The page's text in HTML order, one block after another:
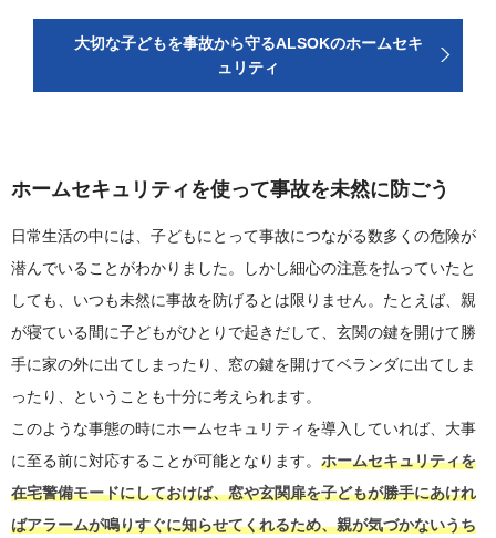
大切な子どもを事故から守るALSOKのホームセキ
ュリティ
ホームセキュリティを使って事故を未然に防ごう
日常生活の中には、子どもにとって事故につながる数多くの危険が
潜んでいることがわかりました。しかし細心の注意を払っていたと
しても、いつも未然に事故を防げるとは限りません。たとえば、親
が寝ている間に子どもがひとりで起きだして、玄関の鍵を開けて勝
手に家の外に出てしまったり、窓の鍵を開けてベランダに出てしま
ったり、ということも十分に考えられます。
このような事態の時にホームセキュリティを導入していれば、大事
に至る前に対応することが可能となります。 ホームセキュリティを
在宅警備モードにしておけば、窓や玄関扉を子どもが勝手にあけれ
ばアラームが鳴りすぐに知らせてくれるため、親が気づかないうち